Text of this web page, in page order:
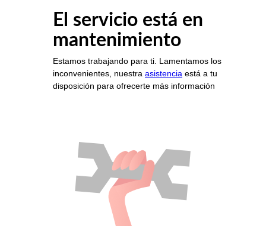
El servicio está en
mantenimiento
Estamos trabajando para ti. Lamentamos los
inconvenientes, nuestra asistencia está a tu
disposición para ofrecerte más información